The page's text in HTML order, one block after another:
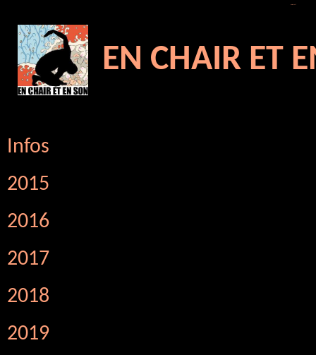
EN CHAIR ET
Infos
2015
2016
2017
2018
2019